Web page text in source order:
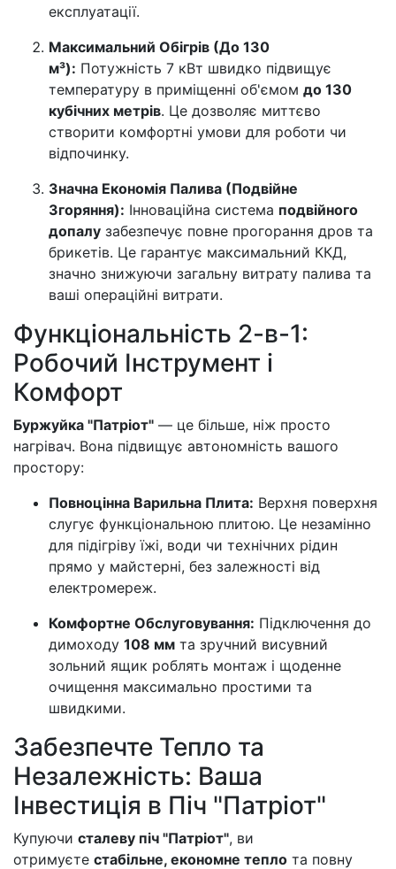
експлуатації.
Максимальний Обігрів (До 130
м³): Потужність 7 кВт швидко підвищує
температуру в приміщенні об'ємом до 130
кубічних метрів. Це дозволяє миттєво
створити комфортні умови для роботи чи
відпочинку.
Значна Економія Палива (Подвійне
Згоряння): Інноваційна система подвійного
допалу забезпечує повне прогорання дров та
брикетів. Це гарантує максимальний ККД,
значно знижуючи загальну витрату палива та
ваші операційні витрати.
Функціональність 2-в-1:
Робочий Інструмент і
Комфорт
Буржуйка "Патріот" — це більше, ніж просто
нагрівач. Вона підвищує автономність вашого
простору:
Повноцінна Варильна Плита: Верхня поверхня
слугує функціональною плитою. Це незамінно
для підігріву їжі, води чи технічних рідин
прямо у майстерні, без залежності від
електромереж.
Комфортне Обслуговування: Підключення до
димоходу 108 мм та зручний висувний
зольний ящик роблять монтаж і щоденне
очищення максимально простими та
швидкими.
Забезпечте Тепло та
Незалежність: Ваша
Інвестиція в Піч "Патріот"
Купуючи сталеву піч "Патріот", ви
отримуєте стабільне, економне тепло та повну